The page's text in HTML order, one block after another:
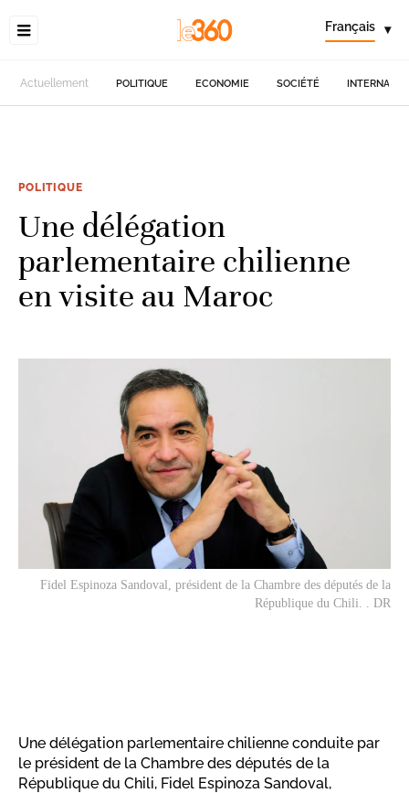
Français ▾
Actuellement POLITIQUE ECONOMIE SOCIÉTÉ
POLITIQUE
Une délégation
parlementaire chilienne
en visite au Maroc
Fidel Espinoza Sandoval, président de la Chambre des députés de la
République du Chili. . DR
Une délégation parlementaire chilienne conduite par
le président de la Chambre des députés de la
République du Chili, Fidel Espinoza Sandoval,